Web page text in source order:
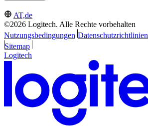
AT,de
©2026 Logitech. Alle Rechte vorbehalten
Nutzungsbedingungen Datenschutzrichtlinien
Sitemap
Logitech